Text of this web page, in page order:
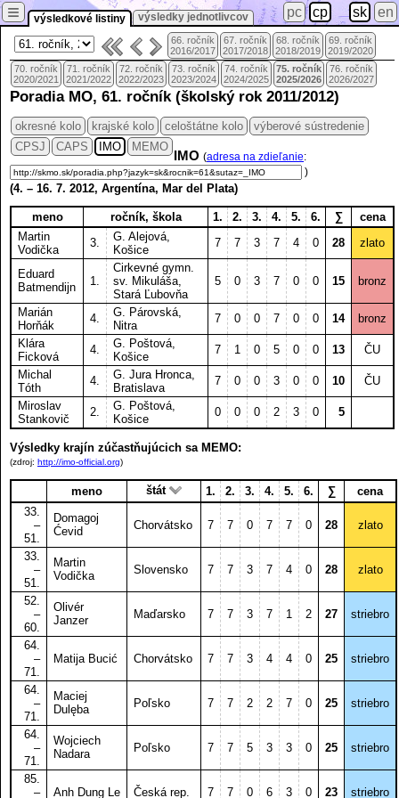
výsledkové listiny výsledky jednotlivcov
≡ pc cp sk en
66. ročník
2016/2017
67. ročník
2017/2018
68. ročník
2018/2019
69. ročník
2019/2020
70. ročník
2020/2021
71. ročník
2021/2022
72. ročník
2022/2023
73. ročník
2023/2024
74. ročník
2024/2025
75. ročník
2025/2026
76. ročník
2026/2027
Poradia MO, 61. ročník (školský rok 2011/2012)
okresné kolo krajské kolo celoštátne kolo
výberové sústredenie
CPSJ
CAPS IMO MEMO
IMO (adresa na zdieľanie:
)
(4. – 16. 7. 2012, Argentína, Mar del Plata)
meno ročník, škola 1. 2. 3. 4. 5. 6. ∑
cena
Martin
Vodička
3.
G. Alejová,
Košice
7 7 3 7 4 0 28 zlato
Eduard
Batmendijn
1.
Cirkevné gymn.
sv. Mikuláša,
Stará Ľubovňa
5 0 3 7 0 0 15 bronz
Marián
Horňák
4.
G. Párovská,
Nitra
7 0 0 7 0 0 14
bronz
Klára
Ficková
4.
G. Poštová,
Košice
7 1 0 5 0 0 13
ČU
Michal
Tóth
4.
G. Jura Hronca,
Bratislava
7 0 0 3 0 0 10
ČU
Miroslav
Stankovič
2.
G. Poštová,
Košice
0 0 0 2 3 0 5
Výsledky krajín zúčastňujúcich sa MEMO:
(zdroj: http://imo-official.org)
meno štát 1. 2. 3. 4. 5. 6. ∑
cena
33.
–
51.
Domagoj
Ćevid
Chorvátsko 7 7 0 7 7 0 28 zlato
33.
–
51.
Martin
Vodička
Slovensko 7 7 3 7 4 0 28 zlato
52.
–
60.
Olivér
Janzer
Maďarsko 7 7 3 7 1 2 27 striebro
64.
–
71.
Matija Bucić Chorvátsko 7 7 3 4 4 0 25 striebro
64.
–
71.
Maciej
Dulęba
Poľsko 7 7 2 2 7 0 25 striebro
64.
–
71.
Wojciech
Nadara
Poľsko 7 7 5 3 3 0 25 striebro
85.
–
Anh Dung Le Česká rep. 7 7 0 6 3 0 23 striebro